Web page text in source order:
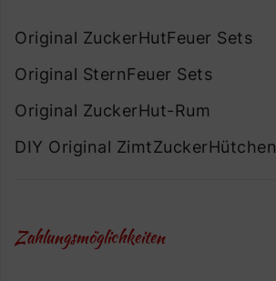
Original ZuckerHutFeuer Sets
Original SternFeuer Sets
Original ZuckerHut-Rum
DIY Original ZimtZuckerHütchen
Zahlungsmöglichkeiten